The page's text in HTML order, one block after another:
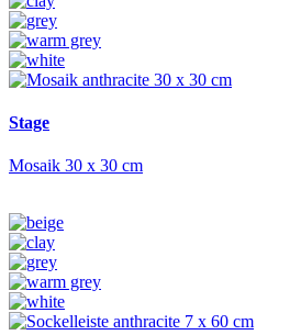
Stage
Mosaik 30 x 30 cm